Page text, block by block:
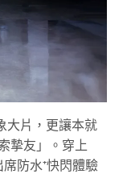
大片，更讓本就
摯友」。穿上
席防水⁺快閃體驗